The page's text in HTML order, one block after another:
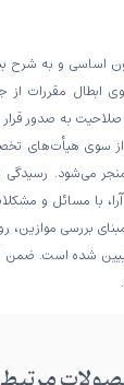
ابطال مقررات
به صدور قرار
سوی هیأت‌های
می‌شود. رسیدگی
با مسائل و
بررسی موازین،
شده است. ضمن